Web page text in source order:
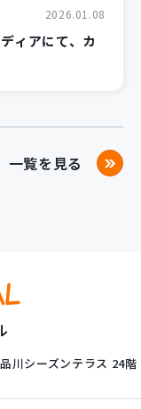
2026.01.08
ィアにて、カ
一覧を見る
品川シーズンテラス 24階